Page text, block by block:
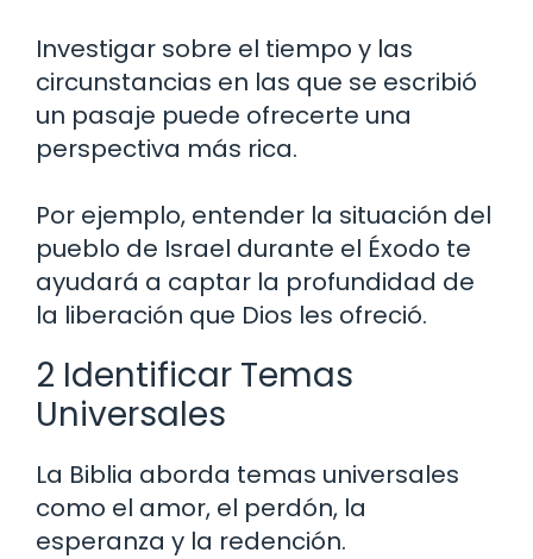
Investigar sobre el tiempo y las
circunstancias en las que se escribió
un pasaje puede ofrecerte una
perspectiva más rica.
Por ejemplo, entender la situación del
pueblo de Israel durante el Éxodo te
ayudará a captar la profundidad de
la liberación que Dios les ofreció.
2 Identificar Temas
Universales
La Biblia aborda temas universales
como el amor, el perdón, la
esperanza y la redención.